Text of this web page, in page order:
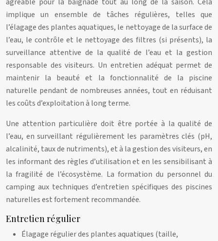
implique un ensemble de tâches régulières, telles que
l’élagage des plantes aquatiques, le nettoyage de la surface de
l’eau, le contrôle et le nettoyage des filtres (si présents), la
surveillance attentive de la qualité de l’eau et la gestion
responsable des visiteurs. Un entretien adéquat permet de
maintenir la beauté et la fonctionnalité de la piscine
naturelle pendant de nombreuses années, tout en réduisant
les coûts d’exploitation à long terme.
Une attention particulière doit être portée à la qualité de
l’eau, en surveillant régulièrement les paramètres clés (pH,
alcalinité, taux de nutriments), et à la gestion des visiteurs, en
les informant des règles d’utilisation et en les sensibilisant à
la fragilité de l’écosystème. La formation du personnel du
camping aux techniques d’entretien spécifiques des piscines
naturelles est fortement recommandée.
Entretien régulier
Élagage régulier des plantes aquatiques (taille,